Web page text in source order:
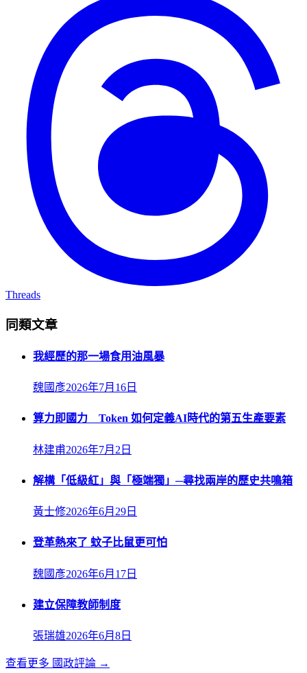
Threads
同類文章
我經歷的那一場食用油風暴
魏國彥2026年7月16日
算力即國力 Token 如何定義AI時代的第五生產要素
林建甫2026年7月2日
解構「低級紅」與「極端獨」─尋找兩岸的歷史共鳴箱
黃士修2026年6月29日
登革熱來了 蚊子比鼠更可怕
魏國彥2026年6月17日
建立保障教師制度
張瑞雄2026年6月8日
查看更多 國政評論 →